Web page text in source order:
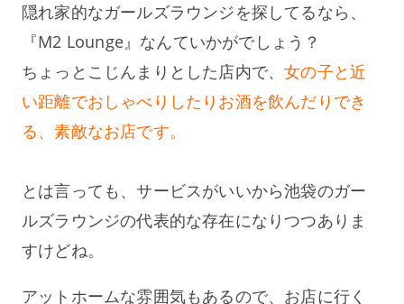
隠れ家的なガールズラウンジを探してるなら、
『M2 Lounge』なんていかがでしょう？
ちょっとこじんまりとした店内で、女の子と近
い距離でおしゃべりしたりお酒を飲んだりでき
る、素敵なお店です。
とは言っても、サービスがいいから池袋のガー
ルズラウンジの代表的な存在になりつつありま
すけどね。
アットホームな雰囲気もあるので、お店に行く